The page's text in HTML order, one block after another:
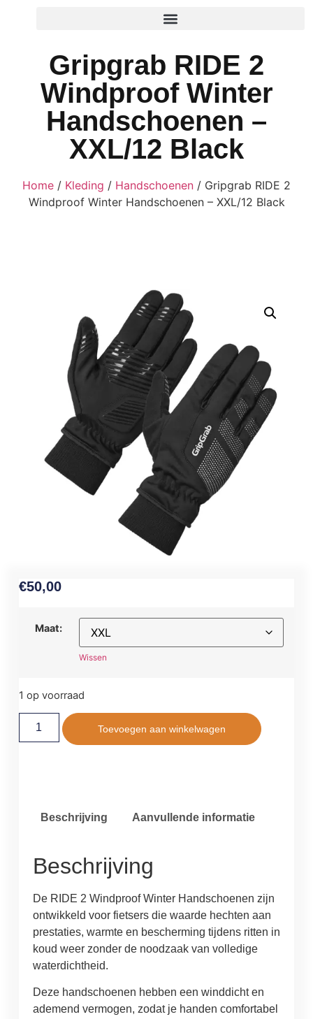
Gripgrab RIDE 2
Windproof Winter
Handschoenen –
XXL/12 Black
Home / Kleding / Handschoenen / Gripgrab RIDE 2
Windproof Winter Handschoenen – XXL/12 Black
€50,00
Maat:
Wissen
1 op voorraad
Toevoegen aan winkelwagen
Beschrijving Aanvullende informatie
Beschrijving
De RIDE 2 Windproof Winter Handschoenen zijn
ontwikkeld voor fietsers die waarde hechten aan
prestaties, warmte en bescherming tijdens ritten in
koud weer zonder de noodzaak van volledige
waterdichtheid.
Deze handschoenen hebben een winddicht en
ademend vermogen, zodat je handen comfortabel